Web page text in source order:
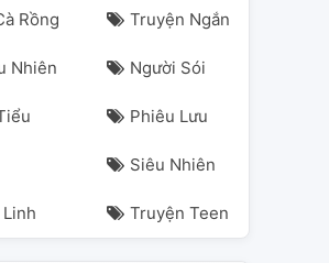
Rồng Truyện Ngắn
Nhiên Người Sói
Phiêu Lưu
Siêu Nhiên
Truyện Teen